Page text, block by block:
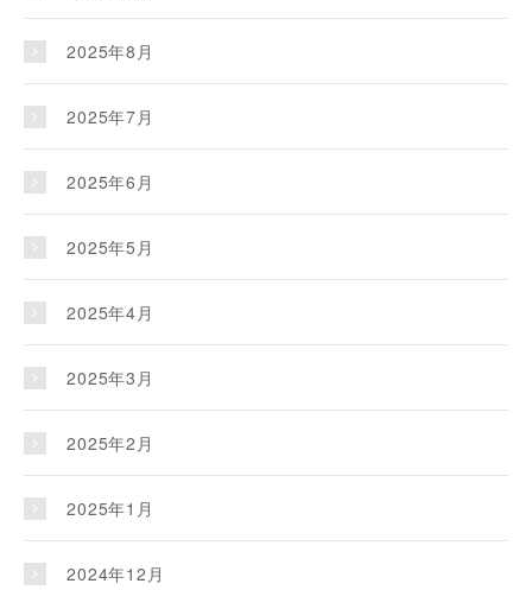
2025年8月
2025年7月
2025年6月
2025年5月
2025年4月
2025年3月
2025年2月
2025年1月
2024年12月